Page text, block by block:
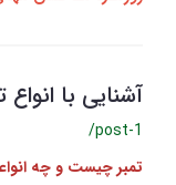
آشنایی با انواع
/post-1
تمبر چیست و چه انواعی